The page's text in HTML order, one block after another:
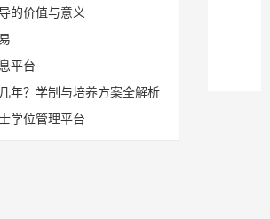
的价值与意义
平台
年？学制与培养方案全解析
学位管理平台